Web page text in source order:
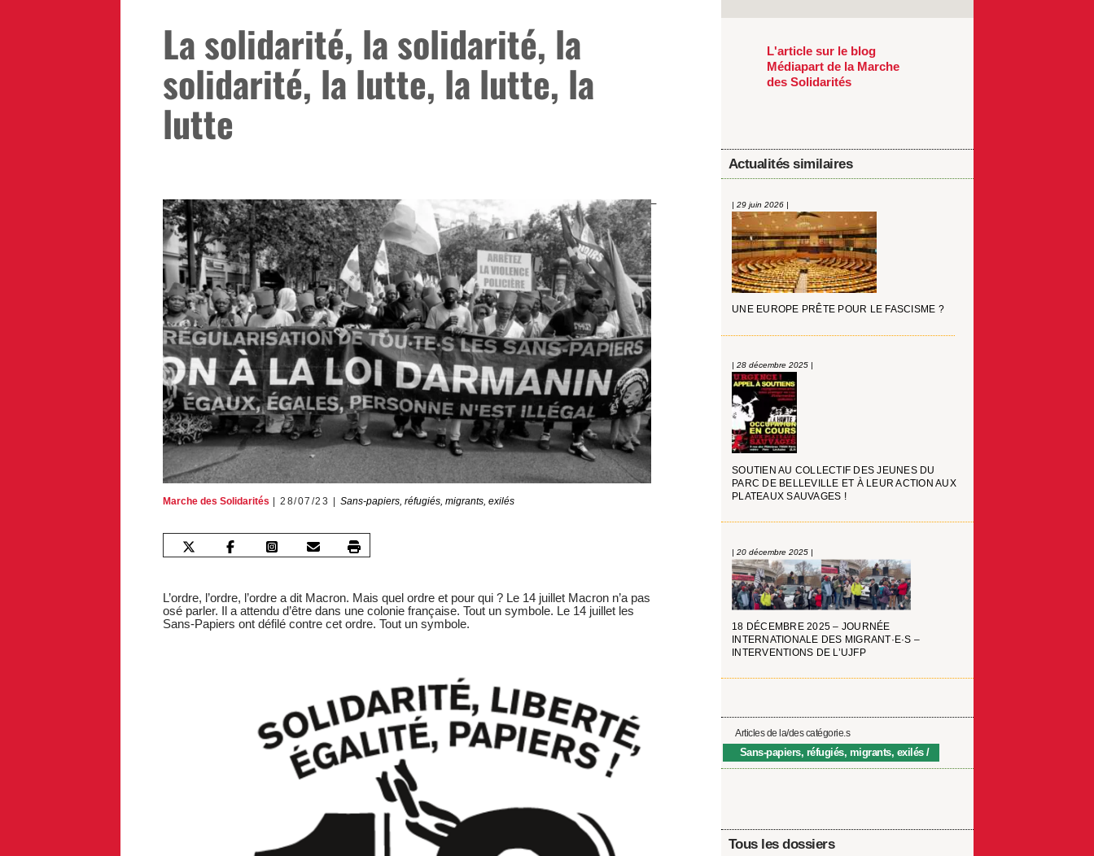
La solidarité, la solidarité, la
solidarité, la lutte, la lutte, la
lutte
Marche des Solidarités 28/07/23 Sans-papiers, réfugiés, migrants, exilés
L’ordre, l’ordre, l’ordre a dit Macron. Mais quel ordre et pour qui ? Le 14 juillet Macron n’a pas
osé parler. Il a attendu d’être dans une colonie française. Tout un symbole. Le 14 juillet les
Sans-Papiers ont défilé contre cet ordre. Tout un symbole.
L'article sur le blog
Médiapart de la Marche
des Solidarités
Actualités similaires
| 29 juin 2026 |
UNE EUROPE PRÊTE POUR LE FASCISME ?
| 28 décembre 2025 |
SOUTIEN AU COLLECTIF DES JEUNES DU
PARC DE BELLEVILLE ET À LEUR ACTION AUX
PLATEAUX SAUVAGES !
| 20 décembre 2025 |
18 DÉCEMBRE 2025 – JOURNÉE
INTERNATIONALE DES MIGRANT·E·S –
INTERVENTIONS DE L’UJFP
Articles de la/des catégorie.s
Sans-papiers, réfugiés, migrants, exilés
Tous les dossiers